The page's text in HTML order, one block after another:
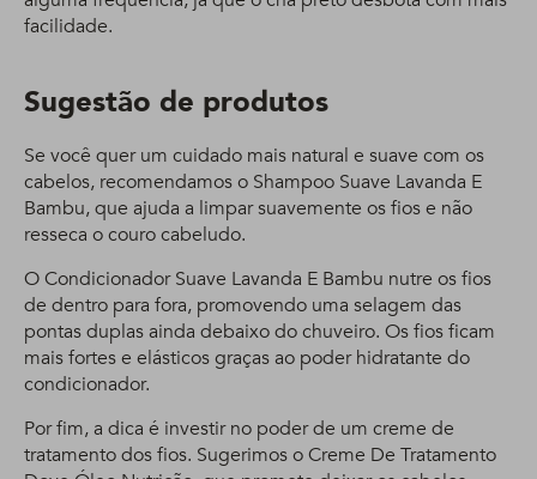
facilidade.
Sugestão de produtos
Se você quer um cuidado mais natural e suave com os
cabelos, recomendamos o Shampoo Suave Lavanda E
Bambu, que ajuda a limpar suavemente os fios e não
resseca o couro cabeludo.
O Condicionador Suave Lavanda E Bambu nutre os fios
de dentro para fora, promovendo uma selagem das
pontas duplas ainda debaixo do chuveiro. Os fios ficam
mais fortes e elásticos graças ao poder hidratante do
condicionador.
Por fim, a dica é investir no poder de um creme de
tratamento dos fios. Sugerimos o Creme De Tratamento